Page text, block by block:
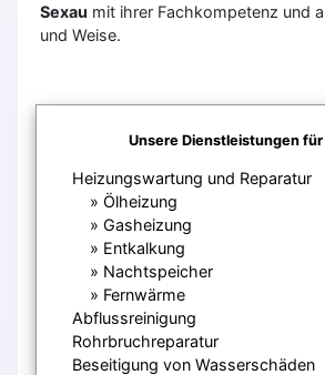
Sexau mit ihrer Fachkompetenz und
und Weise.
Unsere Dienstleistungen für
Heizungswartung und Reparatur
Ölheizung
Gasheizung
Entkalkung
Nachtspeicher
Fernwärme
Abflussreinigung
Rohrbruchreparatur
Beseitigung von Wasserschäden